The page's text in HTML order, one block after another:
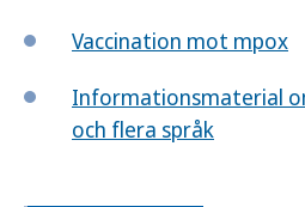
Vaccination mot mpox
Informationsmaterial
och flera språk